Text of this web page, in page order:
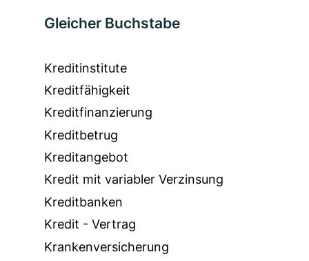
Gleicher Buchstabe
Kreditinstitute
Kreditfähigkeit
Kreditfinanzierung
Kreditbetrug
Kreditangebot
Kredit mit variabler Verzinsung
Kreditbanken
Kredit - Vertrag
Krankenversicherung